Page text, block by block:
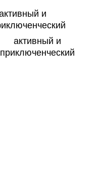
активный и
приключенческий